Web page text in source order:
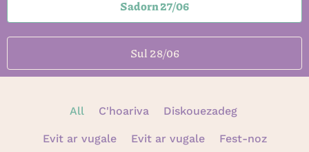
Sadorn 27/06
Sul 28/06
All C'hoariva Diskouezadeg
Evit ar vugale Evit ar vugale Fest-noz